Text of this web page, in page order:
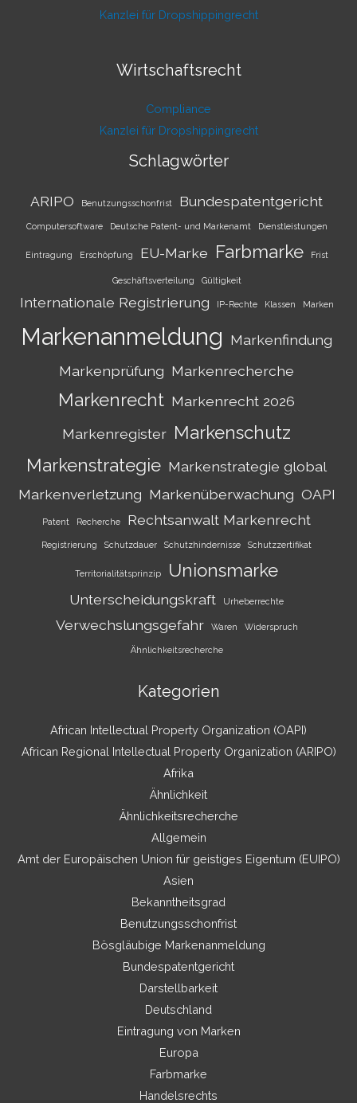
Kanzlei für Dropshippingrecht
Wirtschaftsrecht
Compliance
Kanzlei für Dropshippingrecht
Schlagwörter
ARIPO Benutzungsschonfrist Bundespatentgericht
Computersoftware Deutsche Patent- und Markenamt Dienstleistungen
Eintragung Erschöpfung EU-Marke Farbmarke Frist
Geschäftsverteilung Gültigkeit
Internationale Registrierung IP-Rechte Klassen Marken
Markenanmeldung Markenfindung
Markenprüfung Markenrecherche
Markenrecht Markenrecht 2026
Markenregister Markenschutz
Markenstrategie Markenstrategie global
Markenverletzung Markenüberwachung OAPI
Patent Recherche Rechtsanwalt Markenrecht
Registrierung Schutzdauer Schutzhindernisse Schutzzertifikat
Territorialitätsprinzip Unionsmarke
Unterscheidungskraft Urheberrechte
Verwechslungsgefahr Waren Widerspruch
Ähnlichkeitsrecherche
Kategorien
African Intellectual Property Organization (OAPI)
African Regional Intellectual Property Organization (ARIPO)
Afrika
Ähnlichkeit
Ähnlichkeitsrecherche
Allgemein
Amt der Europäischen Union für geistiges Eigentum (EUIPO)
Asien
Bekanntheitsgrad
Benutzungsschonfrist
Bösgläubige Markenanmeldung
Bundespatentgericht
Darstellbarkeit
Deutschland
Eintragung von Marken
Europa
Farbmarke
Handelsrechts